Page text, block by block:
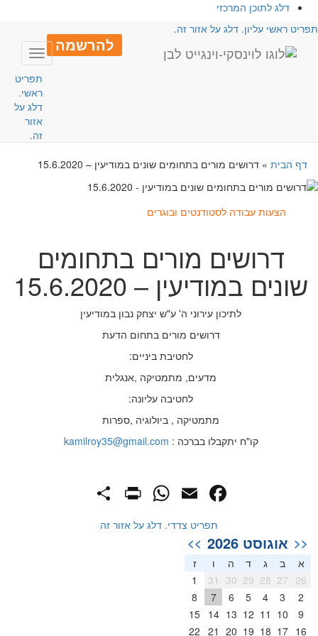
דלג לתוכן המרכזי
ראשי עליון. דלג על אזור זה.
להרשמה
Toggle
תפריט
ראשי.
דלג על
אזור
זה.
דף הבית» דרושים מורים בתחומים שונים במודיעין – 15.6.2020
הצעות עבודה לסטודנטים ובוגרים
דרושים מורים בתחומים
שונים במודיעין – 15.6.2020
לתיכון עירוני ה' ע"ש יצחק נבון במודיעין
דרושים מורים בתחום הדעת
לחטיבת ביניים:
מדעים, מתמטיקה ,אנגלית
לחטיבה עליונה:
מתמטיקה , ביולוגיה ,ספרות
קו"ח יתקבלו בברכה : kamilroy35@gmail.com
Facebook
Email
WhatsApp
תפריט צדדי. דלג על אזור זה
<< אוגוסט 2026 >>
א ב ג ד ה
ז
26
27
28
29
30
31
2
3
4
5
6
7
8
9
10
11
12
13
14
15
16
17
18
19
20
21
22